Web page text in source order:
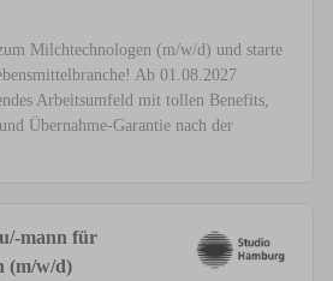
Milchtechnologen (m/w/d) und starte
Ab 01.08.2027
Arbeitsumfeld mit tollen Benefits,
Übernahme-Garantie nach der
mann für
(m/w/d)